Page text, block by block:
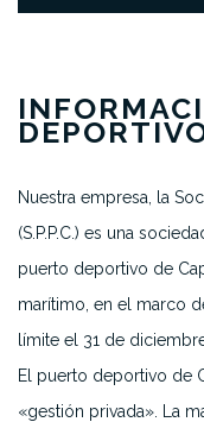
Nuestra empresa, la
(S.P.P.C.) es una
puerto deportivo de
marítimo, en el marco
límite el 31 de
El puerto deportivo de
«gestión privada». La